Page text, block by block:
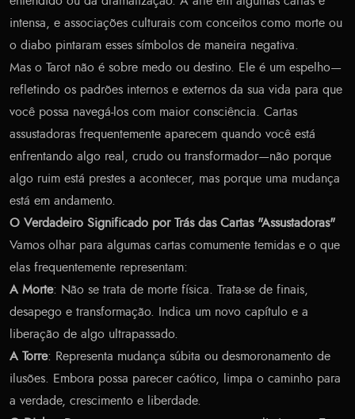
intensa, e associações culturais com conceitos como morte ou
o diabo pintaram esses símbolos de maneira negativa.
Mas o Tarot não é sobre medo ou destino. Ele é um espelho—
refletindo os padrões internos e externos da sua vida para que
você possa navegá-los com maior consciência. Cartas
assustadoras frequentemente aparecem quando você está
enfrentando algo real, crudo ou transformador—não porque
algo ruim está prestes a acontecer, mas porque uma mudança
está em andamento.
O Verdadeiro Significado por Trás das Cartas "Assustadoras"
Vamos olhar para algumas cartas comumente temidas e o que
elas frequentemente representam:
A Morte: Não se trata de morte física. Trata-se de finais,
desapego e transformação. Indica um novo capítulo e a
liberação de algo ultrapassado.
A Torre: Representa mudança súbita ou desmoronamento de
ilusões. Embora possa parecer caótico, limpa o caminho para
a verdade, crescimento e liberdade.